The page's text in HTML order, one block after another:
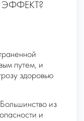
путем, и
здоровью
из
и